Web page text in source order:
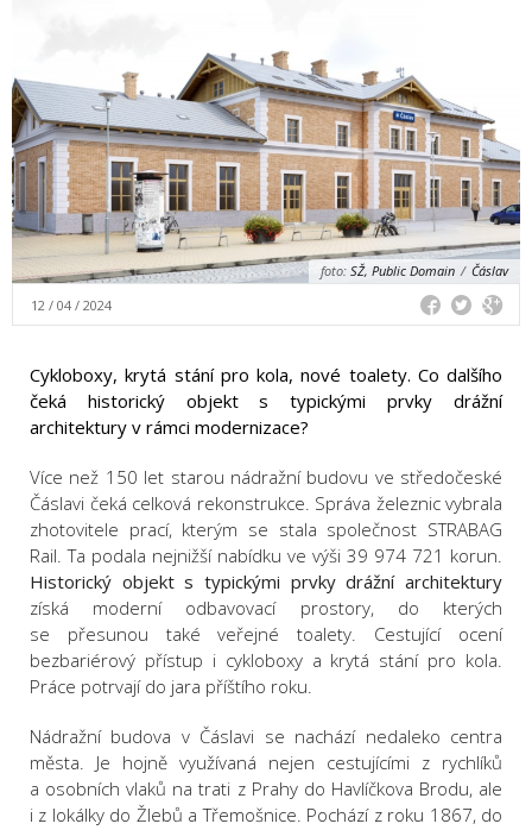
foto: SŽ, Public Domain / Čáslav
12 / 04 / 2024
Cykloboxy, krytá stání pro kola, nové toalety. Co dalšího
čeká historický objekt s typickými prvky drážní
architektury v rámci modernizace?
Více než 150 let starou nádražní budovu ve středočeské
Čáslavi čeká celková rekonstrukce. Správa železnic vybrala
zhotovitele prací, kterým se stala společnost STRABAG
Rail. Ta podala nejnižší nabídku ve výši 39 974 721 korun.
Historický objekt s typickými prvky drážní architektury
získá moderní odbavovací prostory, do kterých
se přesunou také veřejné toalety. Cestující ocení
bezbariérový přístup i cykloboxy a krytá stání pro kola.
Práce potrvají do jara příštího roku.
Nádražní budova v Čáslavi se nachází nedaleko centra
města. Je hojně využívaná nejen cestujícími z rychlíků
a osobních vlaků na trati z Prahy do Havlíčkova Brodu, ale
i z lokálky do Žlebů a Třemošnice. Pochází z roku 1867, do